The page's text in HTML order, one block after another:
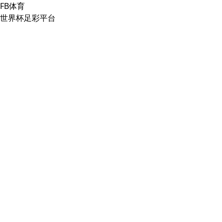
FB体育
世界杯足彩平台